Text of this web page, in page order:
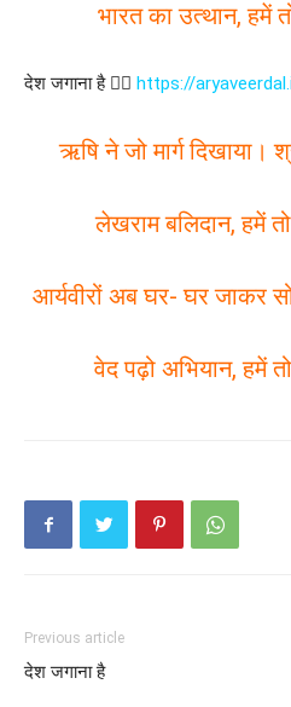
भारत का उत्थान, हमें
देश जगाना है 👉🏻 https://
ऋषि ने जो मार्ग दिखाया।
लेखराम बलिदान, हमें
आर्यवीरों अब घर- घर जाकर
वेद पढ़ो अभियान, हमें
Previous article
देश जगाना है